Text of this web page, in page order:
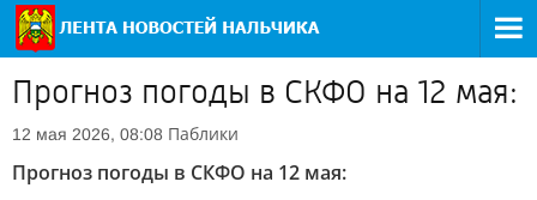
Прогноз погоды в СКФО на 12 мая:
12 мая 2026, 08:08 Паблики
Прогноз погоды в СКФО на 12 мая: